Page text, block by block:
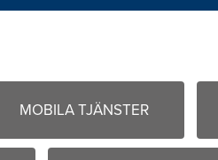
MOBILA TJÄNSTER